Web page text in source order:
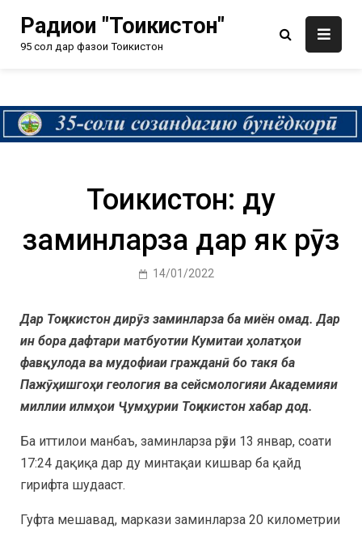
Радиои "Тоҷикистон"
95 сол дар фазои Тоҷикистон
Тоҷикистон: ду
заминларза дар як рӯз
14/01/2022
Дар Тоҷикистон дирӯз заминларза ба миён омад. Дар
ин бора дафтари матбуотии Кумитаи ҳолатҳои
фавқулода ва мудофиаи гражданӣ бо такя ба
Пажӯҳишгоҳи геология ва сейсмологияи Академияи
миллии илмҳои Ҷумҳурии Тоҷикистон хабар дод.
Ба иттилои манбаъ, заминларза рӯзи 13 январ, соати
17:24 дақиқа дар ду минтақаи кишвар ба қайд
гирифта шудааст.
Гуфта мешавад, маркази заминларза 20 километрии